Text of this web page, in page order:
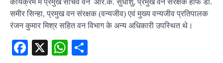
कार्यक्रम में प्रमुख सचिव वन आर.के. सुधांशु, प्रमुख वन संरक्षक हॉफ डॉ.
समीर सिन्हा, प्रमुख वन संरक्षक (वन्यजीव) एवं मुख्य वन्यजीव प्रतिपालक
रंजन कुमार मिश्र सहित वन विभाग के अन्य अधिकारी उपस्थित थे।
Facebook
X WhatsApp